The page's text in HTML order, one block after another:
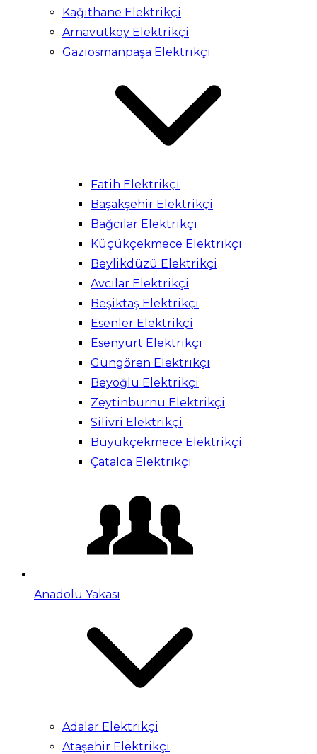
Kağıthane Elektrikçi
Arnavutköy Elektrikçi
Gaziosmanpaşa Elektrikçi
Fatih Elektrikçi
Başakşehir Elektrikçi
Bağcılar Elektrikçi
Küçükçekmece Elektrikçi
Beylikdüzü Elektrikçi
Avcılar Elektrikçi
Beşiktaş Elektrikçi
Esenler Elektrikçi
Esenyurt Elektrikçi
Güngören Elektrikçi
Beyoğlu Elektrikçi
Zeytinburnu Elektrikçi
Silivri Elektrikçi
Büyükçekmece Elektrikçi
Çatalca Elektrikçi
Anadolu Yakası
Adalar Elektrikçi
Ataşehir Elektrikçi